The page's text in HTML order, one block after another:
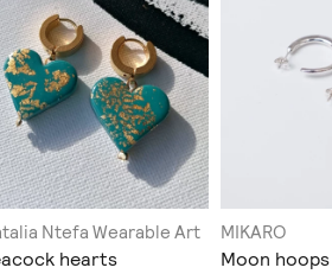
Ntefa Wearable Art
hearts
MIKARO
Moon hoops